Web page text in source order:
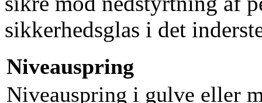
sikkerhedsglas i det
Niveauspring
Niveauspring i gulve eller